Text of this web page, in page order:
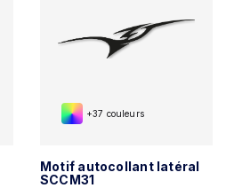
+37 couleurs
Motif autocollant latéral
SCCM31